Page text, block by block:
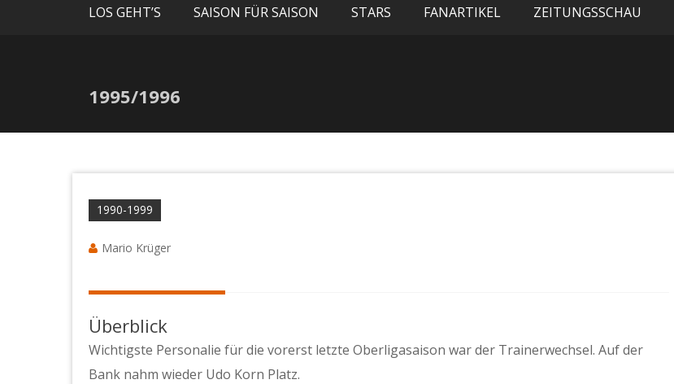
LOS GEHT’S SAISON FÜR SAISON STARS FANARTIKEL ZEITUNGSSCHAU
1995/1996
1990-1999
Mario Krüger
Überblick
Wichtigste Personalie für die vorerst letzte Oberligasaison war der Trainerwechsel. Auf der
Bank nahm wieder Udo Korn Platz.